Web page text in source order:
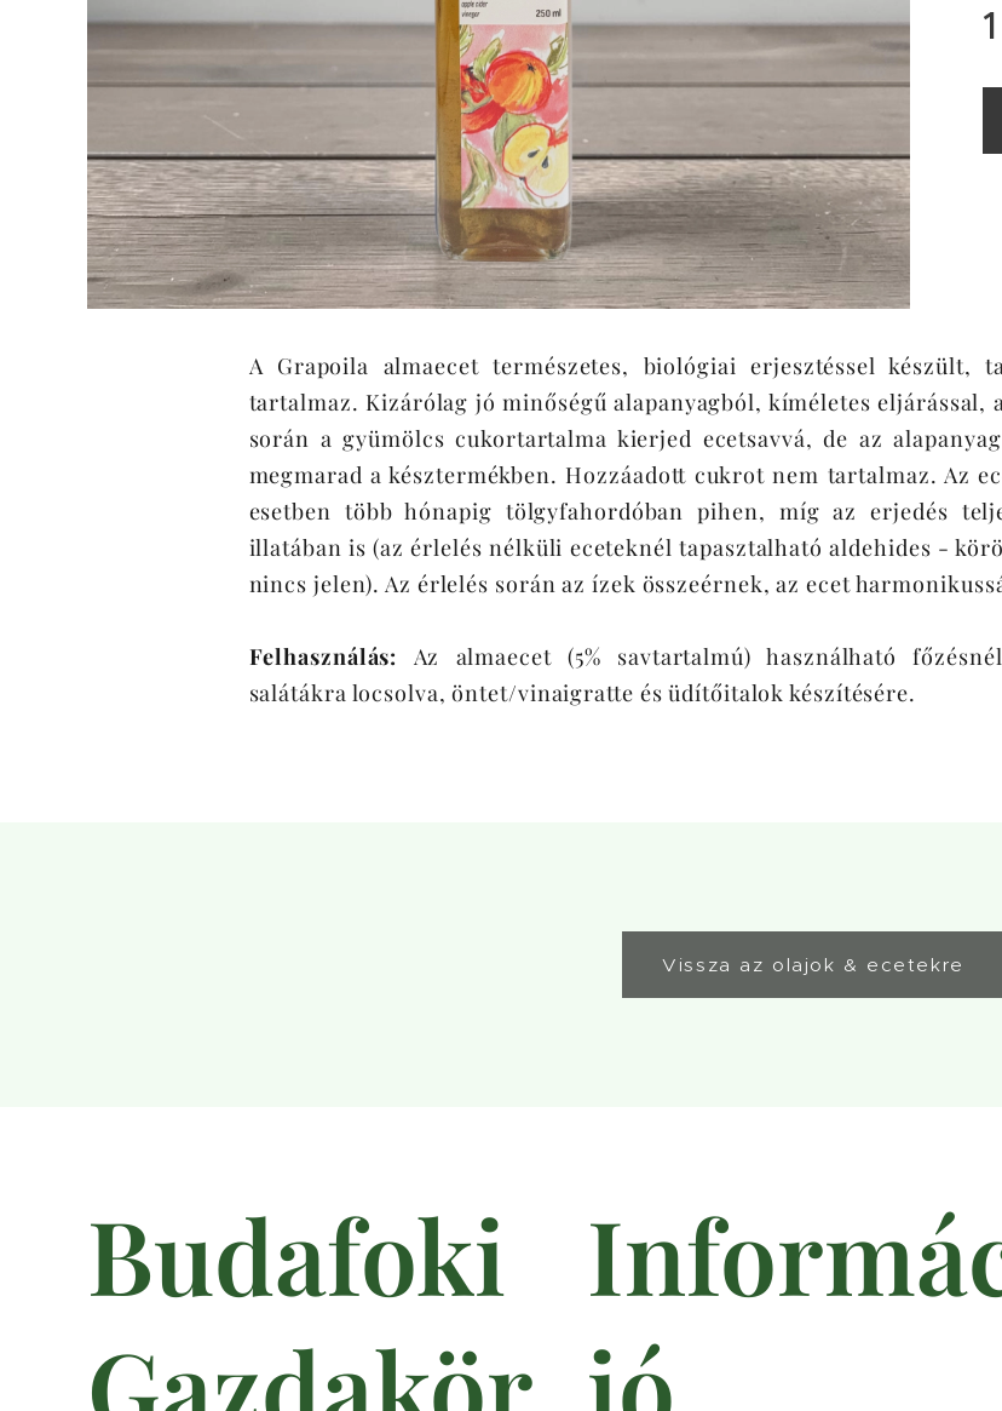
A Grapoila almaecet természetes, biológiai erjesztéssel készült,
tartalmaz. Kizárólag jó minőségű alapanyagból, kíméletes eljárással,
során a gyümölcs cukortartalma kierjed ecetsavvá, de az
megmarad a késztermékben. Hozzáadott cukrot nem tartalmaz. Az
esetben több hónapig tölgyfahordóban pihen, míg az erjedés
illatában is (az érlelés nélküli eceteknél tapasztalható aldehides -
nincs jelen). Az érlelés során az ízek összeérnek, az ecet
Felhasználás: Az almaecet (5% savtartalmú) használható
salátákra locsolva, öntet/vinaigratte és üdítőitalok készítésére.
Vissza az olajok & ecetekre
Budafoki